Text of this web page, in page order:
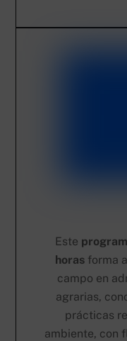
Este
horas forma
campo en
agrarias,
prácticas
ambiente, con